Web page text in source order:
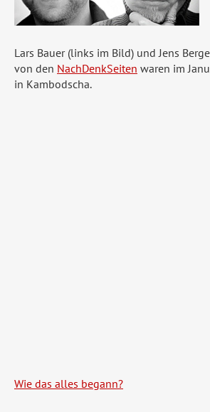
Lars Bauer (links im Bild) und Jens
von den NachDenkSeiten waren im
in Kambodscha.
Wie das alles begann?